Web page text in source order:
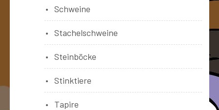
Schweine
Stachelschweine
Steinböcke
Stinktiere
Tapire